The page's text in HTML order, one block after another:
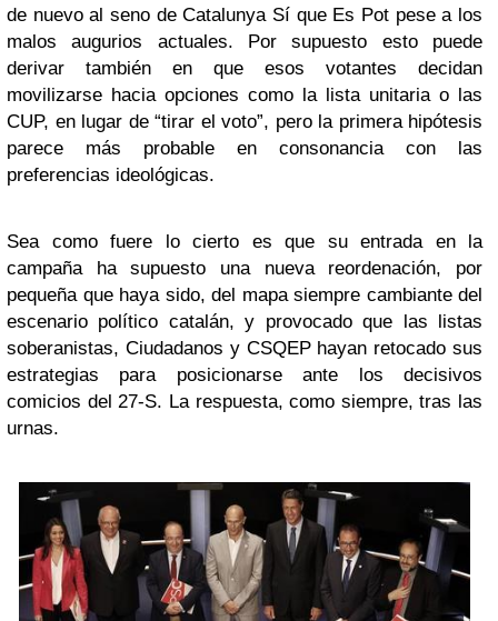
de nuevo al seno de Catalunya Sí que Es Pot pese a los
malos augurios actuales. Por supuesto esto puede
derivar también en que esos votantes decidan
movilizarse hacia opciones como la lista unitaria o las
CUP, en lugar de “tirar el voto”, pero la primera hipótesis
parece más probable en consonancia con las
preferencias ideológicas.
Sea como fuere lo cierto es que su entrada en la
campaña ha supuesto una nueva reordenación, por
pequeña que haya sido, del mapa siempre cambiante del
escenario político catalán, y provocado que las listas
soberanistas, Ciudadanos y CSQEP hayan retocado sus
estrategias para posicionarse ante los decisivos
comicios del 27-S. La respuesta, como siempre, tras las
urnas.